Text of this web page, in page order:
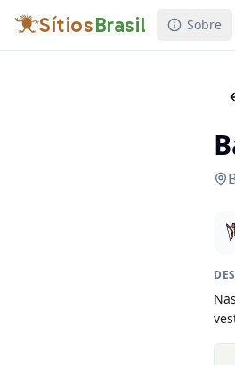
SítiosBrasil Sobre